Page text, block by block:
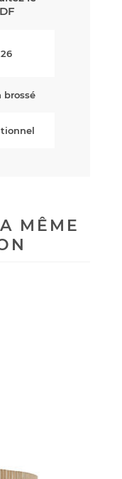
brossé
MÊME